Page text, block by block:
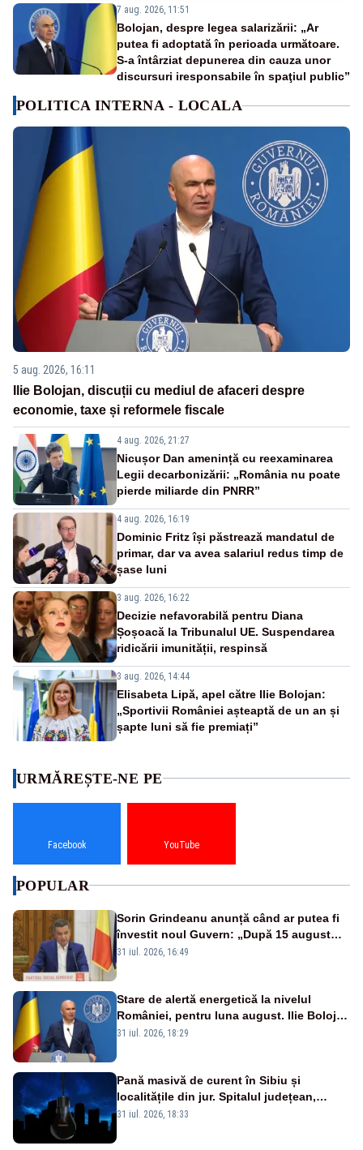
7 aug. 2026, 11:51
Bolojan, despre legea salarizării: „Ar
putea fi adoptată în perioada următoare.
S-a întârziat depunerea din cauza unor
discursuri iresponsabile în spaţiul public”
POLITICA INTERNA - LOCALA
5 aug. 2026, 16:11
Ilie Bolojan, discuții cu mediul de afaceri despre
economie, taxe și reformele fiscale
4 aug. 2026, 21:27
Nicușor Dan amenință cu reexaminarea
Legii decarbonizării: „România nu poate
pierde miliarde din PNRR”
4 aug. 2026, 16:19
Dominic Fritz își păstrează mandatul de
primar, dar va avea salariul redus timp de
șase luni
3 aug. 2026, 16:22
Decizie nefavorabilă pentru Diana
Șoșoacă la Tribunalul UE. Suspendarea
ridicării imunității, respinsă
3 aug. 2026, 14:44
Elisabeta Lipă, apel către Ilie Bolojan:
„Sportivii României așteaptă de un an și
șapte luni să fie premiați”
URMĂREȘTE-NE PE
Facebook YouTube
POPULAR
Sorin Grindeanu anunță când ar putea fi
învestit noul Guvern: „După 15 august
sunt șanse mai mari”
31 iul. 2026, 16:49
Stare de alertă energetică la nivelul
României, pentru luna august. Ilie Bolojan
a anunțat importuri și posibile restricții –
31 iul. 2026, 18:29
Pană masivă de curent în Sibiu și
localitățile din jur. Spitalul județean,
semafoarele, rețelele de telefonie, grav
31 iul. 2026, 18:33